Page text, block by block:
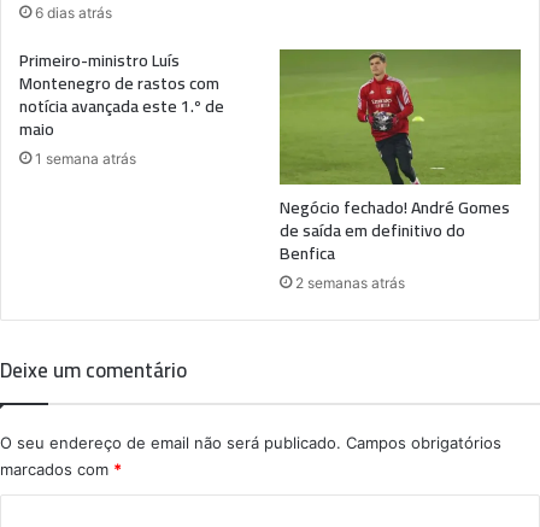
6 dias atrás
Primeiro-ministro Luís
Montenegro de rastos com
notícia avançada este 1.º de
maio
1 semana atrás
Negócio fechado! André Gomes
de saída em definitivo do
Benfica
2 semanas atrás
Deixe um comentário
O seu endereço de email não será publicado. Campos obrigatórios
marcados com *